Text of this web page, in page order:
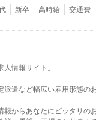
新卒 高時給 交通費
情報サイト。
遣など幅広い雇用形態の
からあなたにピッタリの